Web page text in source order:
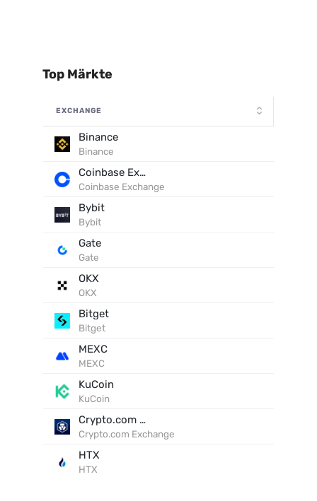
Top Märkte
EXCHANGE
Binance
Binance
Coinbase Exchange
Coinbase Exchange
Bybit
Bybit
Gate
Gate
OKX
OKX
Bitget
Bitget
MEXC
MEXC
KuCoin
KuCoin
Crypto.com Exchange
Crypto.com Exchange
HTX
HTX